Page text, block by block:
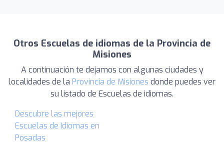
Otros Escuelas de idiomas de la Provincia de
Misiones
A continuación te dejamos con algunas ciudades y
localidades de la Provincia de Misiones donde puedes ver
su listado de Escuelas de idiomas.
Descubre las mejores
Escuelas de Idiomas en
Posadas